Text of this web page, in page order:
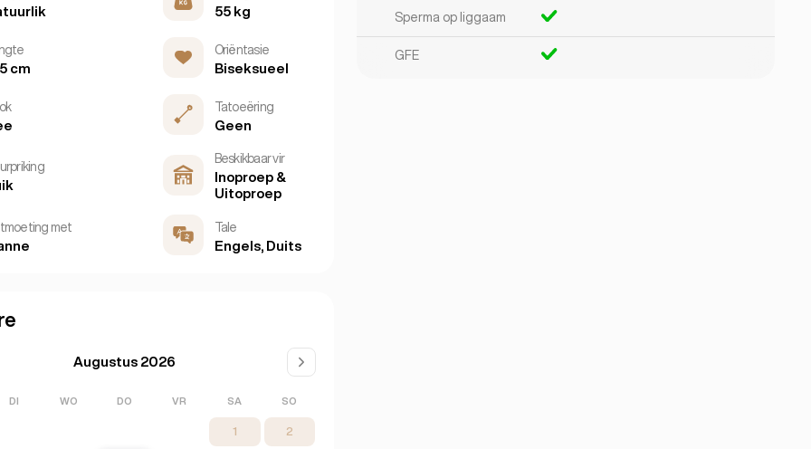
55 kg
cm
Oriëntasie
Biseksueel
Tatoeëring
Geen
Beskikbaar vir
Inoproep &
Uitoproep
met Tale
Engels, Duits
Augustus 2026
DI WO DO VR SA SO
1 2
Sperma op liggaam
GFE